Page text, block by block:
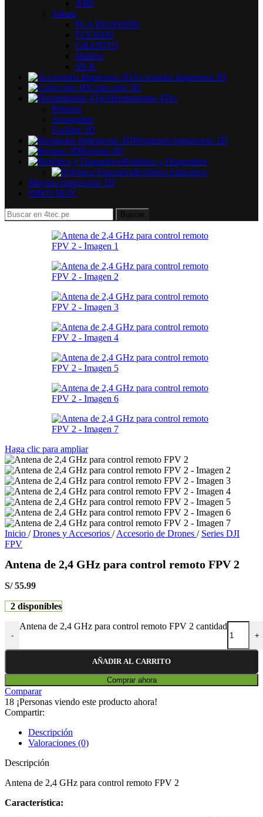
ABS
Sakata
PLA INGEO850
FLEX920
GRANITO
Madera
SILK
Accesorios Impresora 3D
Colección 3D
Herramientas 4Tec
Pinturas
Aerografos
Escáner 3D
Repuestos Impresoras 3D
Resinas 3D
Robótica y Dispositivo
Robótica Educativa
Mejoras Impresoras 3D
OPEN BOX
Buscar
Haga clic para ampliar
Inicio / Drones y Accesorios / Accesorio de Drones / Series DJI
FPV
Antena de 2,4 GHz para control remoto FPV 2
S/55.99
2 disponibles
-
Antena de 2,4 GHz para control remoto FPV 2 cantidad
+
AÑADIR AL CARRITO
Comprar ahora
Comparar
18 ¡Personas viendo este producto ahora!
Compartir:
Descripción
Valoraciones (0)
Descripción
Antena de 2,4 GHz para control remoto FPV 2
Característica: